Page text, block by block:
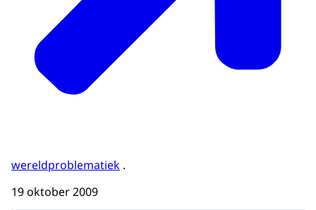
wereldproblematiek .
19 oktober 2009